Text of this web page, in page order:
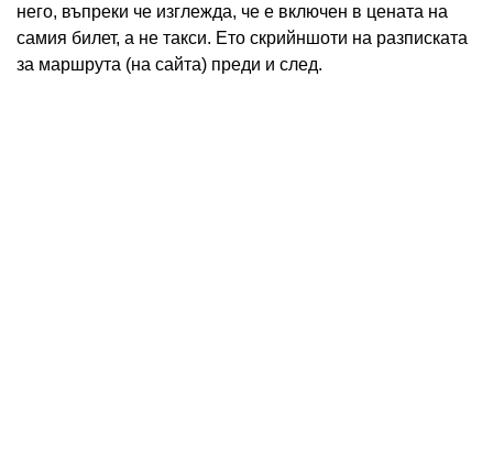
него, въпреки че изглежда, че е включен в цената на
самия билет, а не такси. Ето скрийншоти на разписката
за маршрута (на сайта) преди и след.